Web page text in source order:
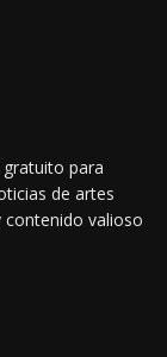
para
de artes
contenido valioso